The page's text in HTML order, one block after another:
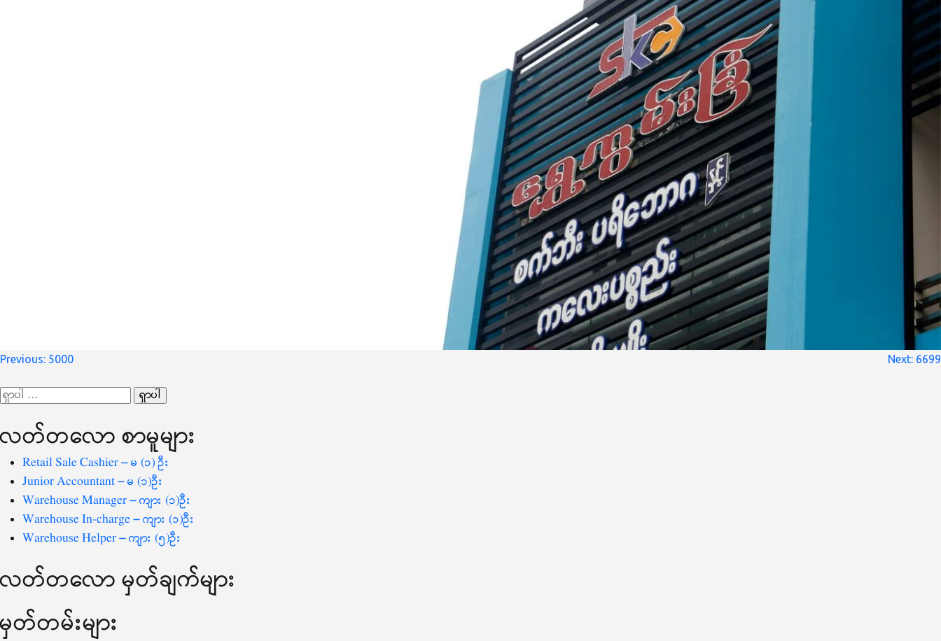
စာမူ
လမ်းကြောင်း
Previous: 5000 Next: 6699
ရှာ
စကားလုံး
လတ်တ‌လော စာမူများ
Retail Sale Cashier – မ (၁) ဦး
Junior Accountant – မ (၁)ဦး
Warehouse Manager – ကျား (၁)ဦး
Warehouse In-charge – ကျား (၁)ဦး
Warehouse Helper – ကျား (၅)ဦး
လတ်တ‌လော မှတ်ချက်များ
မှတ်တမ်းများ